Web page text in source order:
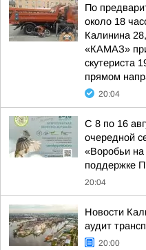
По
около 18
Калинина
«КАМАЗ»
скутериста
прямом
20:04
С 8 по 16
очередной
«Воробьи на
поддержке
20:04
Новости
аудит
20:00